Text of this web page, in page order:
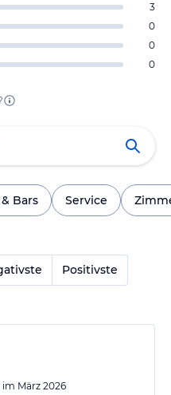
3
0
0
0
Bars Service
Positivste
im März 2026